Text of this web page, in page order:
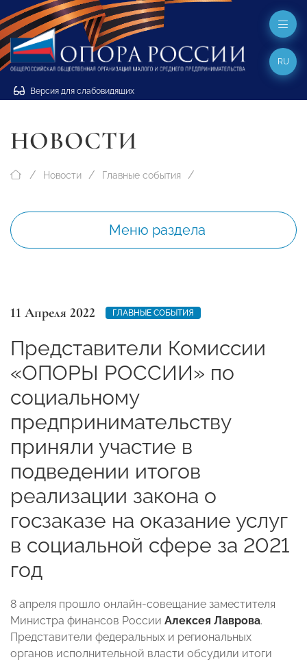
Версия для слабовидящих
RU
НОВОСТИ
Новости Главные события
Меню раздела
11 Апреля 2022 ГЛАВНЫЕ СОБЫТИЯ
Представители Комиссии
«ОПОРЫ РОССИИ» по
социальному
предпринимательству
приняли участие в
подведении итогов
реализации закона о
госзаказе на оказание услуг
в социальной сфере за 2021
год
8 апреля прошло онлайн-совещание заместителя
Министра финансов России Алексея Лаврова.
Представители федеральных и региональных
органов исполнительной власти обсудили итоги